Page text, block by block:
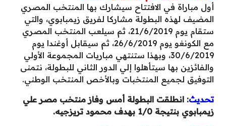
أول مباراة في الافتتاح سيشارك بها المنتخب المصري
المضيف لهذه البطولة مشاركا لفريق زيمبابوي، والتي
ستقام يوم 21/6/2019، ثم سيلعب المنتخب المصري
مع الكونغو يوم 26/6/2019، ثم سيقابل أوغندا يوم
30/6/2019، وبهذا ستنتهي مباريات المجموعة الأولي
والفائزين بها سيتأهلوا إلي الدور الثاني للبطولة، نتمنى
التوفيق لجميع المنتخبات وبالأخص المنتخب الوطني.
تحديث: انطلقت البطولة أمس وفاز منتخب مصر علي
زيمبابوي بنتيجة 1/0 بهدف محمود تريزجيه.